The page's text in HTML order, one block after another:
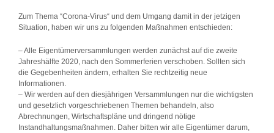
Zum Thema “Corona-Virus“ und dem Umgang damit in der jetzigen
Situation, haben wir uns zu folgenden Maßnahmen entschieden:
– Alle Eigentümerversammlungen werden zunächst auf die zweite
Jahreshälfte 2020, nach den Sommerferien verschoben. Sollten sich
die Gegebenheiten ändern, erhalten Sie rechtzeitig neue
Informationen.
– Wir werden auf den diesjährigen Versammlungen nur die wichtigsten
und gesetzlich vorgeschriebenen Themen behandeln, also
Abrechnungen, Wirtschaftspläne und dringend nötige
Instandhaltungsmaßnahmen. Daher bitten wir alle Eigentümer darum,